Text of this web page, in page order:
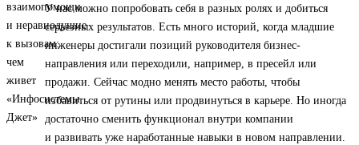
У нас можно попробовать себя в разных ролях и добиться
серьезных результатов. Есть много историй, когда младшие
инженеры достигали позиций руководителя бизнес-
направления или переходили, например, в пресейл или
продажи. Сейчас модно менять место работы, чтобы
избавиться от рутины или продвинуться в карьере. Но иногда
достаточно сменить функционал внутри компании
и развивать уже наработанные навыки в новом направлении.